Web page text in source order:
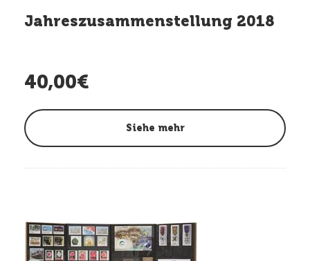
Jahreszusammenstellung 2018
40,00€
Siehe mehr